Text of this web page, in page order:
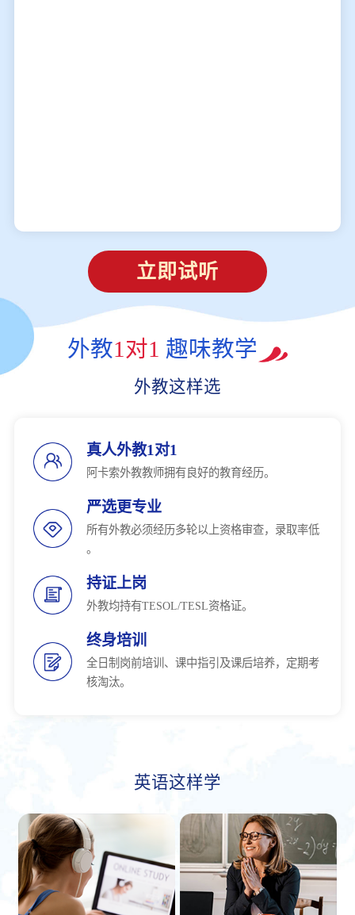
立即试听
外教1对1 趣味教学
外教这样选
真人外教1对1
阿卡索外教教师拥有良好的教育经历。
严选更专业
所有外教必须经历多轮以上资格审查，录取率低
。
持证上岗
外教均持有TESOL/TESL资格证。
终身培训
全日制岗前培训、课中指引及课后培养，定期考
核淘汰。
英语这样学